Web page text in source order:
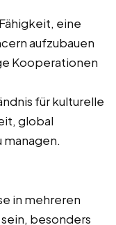
Fähigkeit, eine
aufzubauen
Kooperationen
für kulturelle
global
in mehreren
besonders